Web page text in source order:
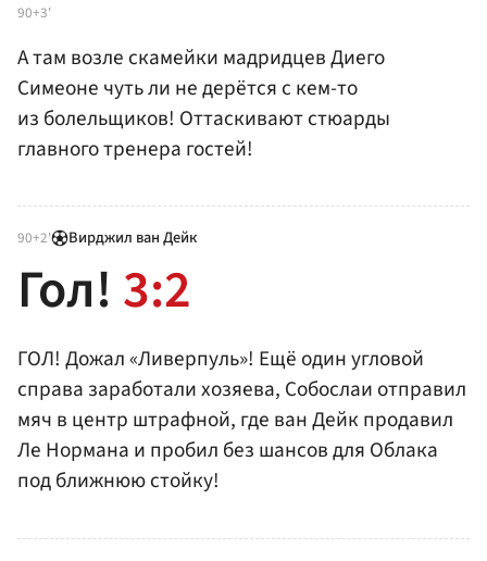
90+3'
А там возле скамейки мадридцев Диего
Симеоне чуть ли не дерётся с кем-то
из болельщиков! Оттаскивают стюарды
главного тренера гостей!
90+2' Вирджил ван Дейк
Гол! 3:2
ГОЛ! Дожал «Ливерпуль»! Ещё один угловой
справа заработали хозяева, Собослаи отправил
мяч в центр штрафной, где ван Дейк продавил
Ле Нормана и пробил без шансов для Облака
под ближнюю стойку!